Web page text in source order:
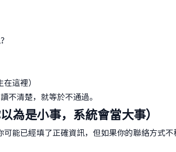
這裡）
不清楚，就等於不通過。
為是小事，系統會當大事）
能已經填了正確資訊，但如果你的聯絡方式不